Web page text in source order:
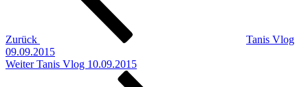
Zurück
Tanis Vlog
09.09.2015
Nächster
Weiter Tanis Vlog 10.09.2015